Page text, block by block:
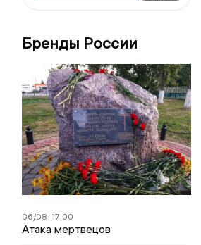
Бренды России
06/08 17:00
Атака мертвецов